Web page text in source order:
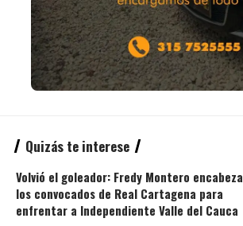
Quizás te interese
Volvió el goleador: Fredy Montero encabeza
los convocados de Real Cartagena para
enfrentar a Independiente Valle del Cauca